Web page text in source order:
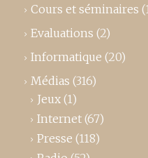
Cours et séminaires
Evaluations (2)
Informatique (20)
Médias (316)
Jeux (1)
Internet (67)
Presse (118)